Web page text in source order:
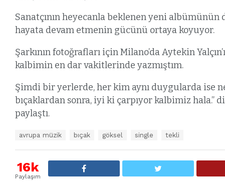
Sanatçının heyecanla beklenen yeni albümünün
hayata devam etmenin gücünü ortaya koyuyor.
Şarkının fotoğrafları için Milano’da Aytekin
kalbimin en dar vakitlerinde yazmıştım.
Şimdi bir yerlerde, her kim aynı duygularda ise
bıçaklardan sonra, iyi ki çarpıyor kalbimiz
paylaştı.
t
avrupa müzik bıçak göksel single tekli
16k
Paylaşım